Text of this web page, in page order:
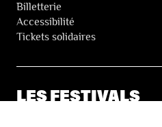
Billetterie
Accessibilité
Tickets solidaires
LES FESTIVALS